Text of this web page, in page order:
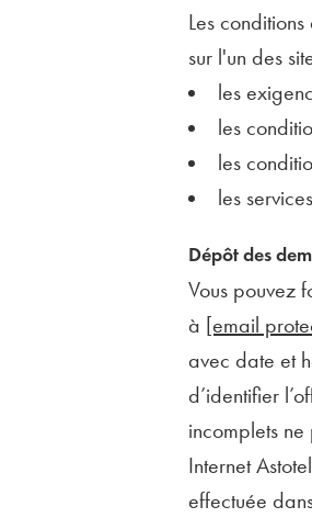
Les
sur l'un des
les
les
les
les
Dépôt des
Vous pouvez
à [email
avec date et
d’identifier
incomplets
Internet
effectuée